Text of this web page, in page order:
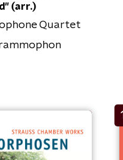
(arr.)
Quartet